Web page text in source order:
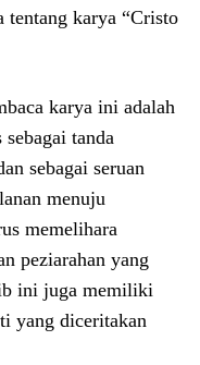
tentang karya “Cristo
karya ini adalah
sebagai tanda
sebagai seruan
menuju
memelihara
peziarahan yang
ini juga memiliki
yang diceritakan